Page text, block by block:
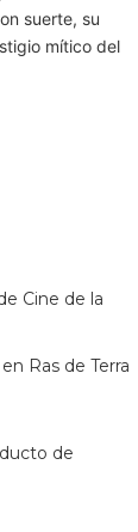
suerte, su
mítico del
Cine de la
Ras de Terra
de